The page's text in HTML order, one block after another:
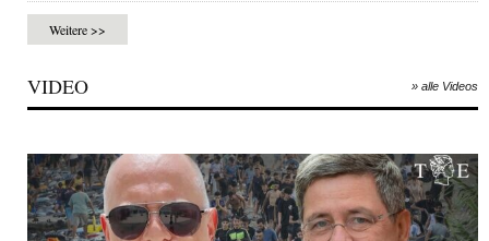
Weitere >>
VIDEO » alle Videos